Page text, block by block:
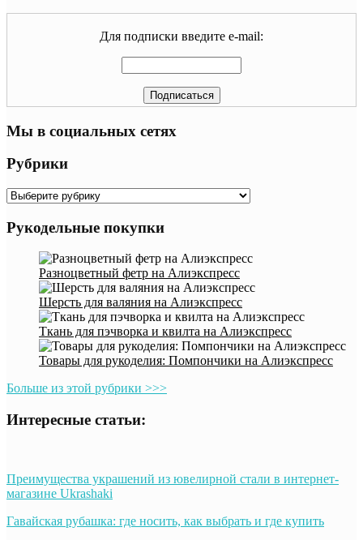
Для подписки введите e-mail:
Мы в социальных сетях
Рубрики
Рубрики
Рукодельные покупки
Разноцветный фетр на Алиэкспресс
Шерсть для валяния на Алиэкспресс
Ткань для пэчворка и квилта на Алиэкспресс
Товары для рукоделия: Помпончики на Алиэкспресс
Больше из этой рубрики >>>
Интересные статьи:
Преимущества украшений из ювелирной стали в интернет-
магазине Ukrashaki
Гавайская рубашка: где носить, как выбрать и где купить